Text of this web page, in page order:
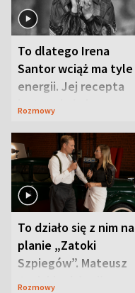
To dlatego Irena
Santor wciąż ma tyle
energii. Jej recepta
jest zaskakująco
Rozmowy
To działo się z nim na
planie „Zatoki
Szpiegów”. Mateusz
Janicki odsłonił
Rozmowy